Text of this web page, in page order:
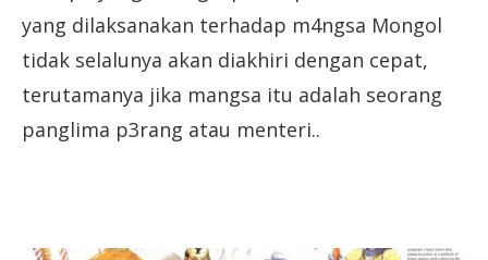
yang dilaksanakan terhadap m4ngsa Mongol
tidak selalunya akan diakhiri dengan cepat,
terutamanya jika mangsa itu adalah seorang
panglima p3rang atau menteri..